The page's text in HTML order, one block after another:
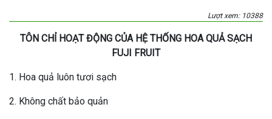
Lượt xem: 10388
TÔN CHỈ HOẠT ĐỘNG CỦA HỆ THỐNG HOA QUẢ SẠCH
FUJI FRUIT
1. Hoa quả luôn tươi sạch
2. Không chất bảo quản